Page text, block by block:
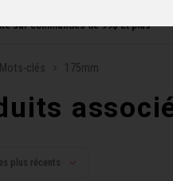
sur commandes de 99$ et plus*
Mots-clés 175mm
plus récents